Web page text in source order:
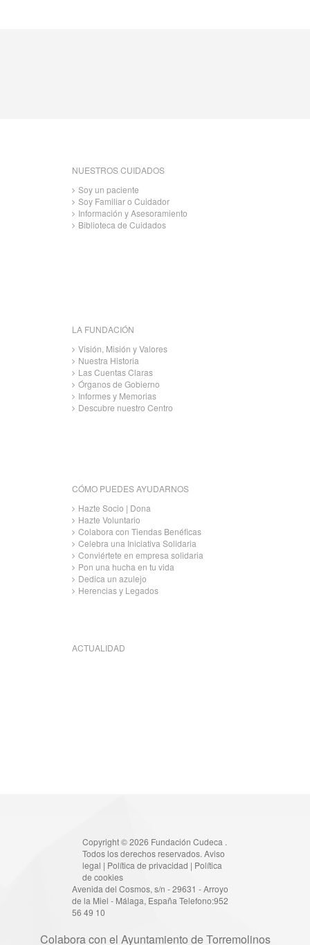
NUESTROS CUIDADOS
Soy un paciente
Soy Familiar o Cuidador
Información y Asesoramiento
Biblioteca de Cuidados
LA FUNDACIÓN
Visión, Misión y Valores
Nuestra Historia
Las Cuentas Claras
Órganos de Gobierno
Informes y Memorias
Descubre nuestro Centro
CÓMO PUEDES AYUDARNOS
Hazte Socio | Dona
Hazte Voluntario
Colabora con Tiendas Benéficas
Celebra una Iniciativa Solidaria
Conviértete en empresa solidaria
Pon una hucha en tu vida
Dedica un azulejo
Herencias y Legados
ACTUALIDAD
Copyright © 2026 Fundación Cudeca .
Todos los derechos reservados. Aviso
legal | Política de privacidad | Política
de cookies
Avenida del Cosmos, s/n - 29631 - Arroyo
de la Miel - Málaga, España Telefono:952
56 49 10
Colabora con el Ayuntamiento de Torremolinos